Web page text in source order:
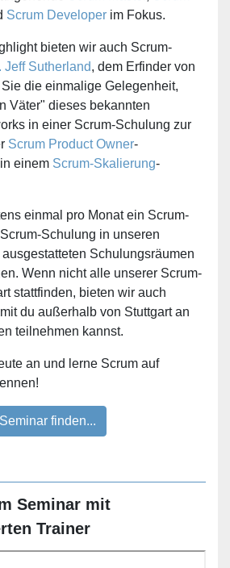
Scrum Developer im Fokus.
bieten wir auch Scrum-
Jeff Sutherland, dem Erfinder von
die einmalige Gelegenheit,
Väter" dieses bekannten
in einer Scrum-Schulung zur
Scrum Product Owner-
einem Scrum-Skalierung-
einmal pro Monat ein Scrum-
Schulung in unseren
Schulungsräumen
Wenn nicht alle unserer Scrum-
stattfinden, bieten wir auch
du außerhalb von Stuttgart an
teilnehmen kannst.
an und lerne Scrum auf
finden...
Seminar mit
Trainer